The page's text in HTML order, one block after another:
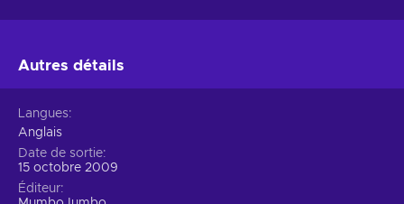
Autres détails
Langues
Anglais
Date de sortie
15 octobre 2009
Éditeur